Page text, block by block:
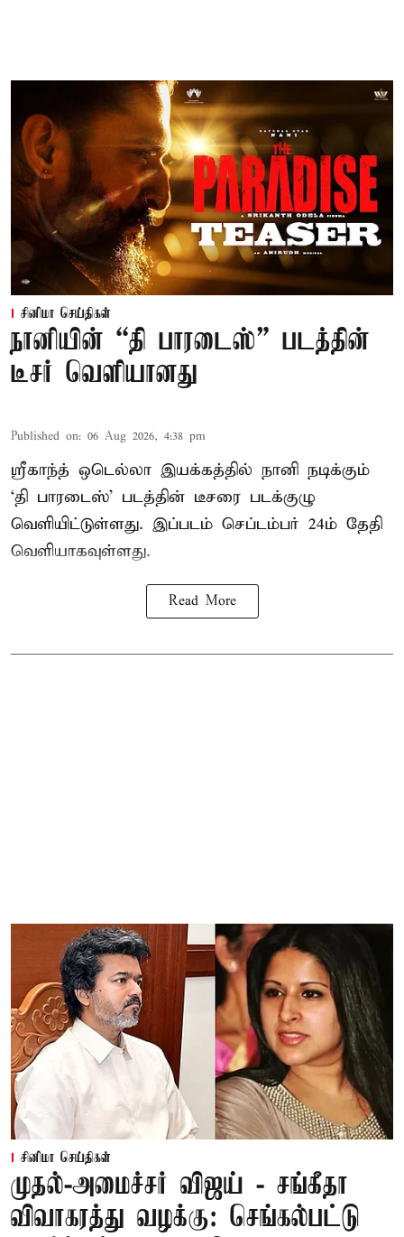
சினிமா செய்திகள்
நானியின் “தி பாரடைஸ்” படத்தின்
டீசர் வெளியானது
Published on: 06 Aug 2026, 4:38 pm
ஸ்ரீகாந்த் ஒடெல்லா இயக்கத்தில் நானி நடிக்கும்
‘தி பாரடைஸ்’ படத்தின் டீசரை படக்குழு
வெளியிட்டுள்ளது. இப்படம் செப்டம்பர் 24ம் தேதி
வெளியாகவுள்ளது.
Read More
சினிமா செய்திகள்
முதல்-அமைச்சர் விஜய் - சங்கீதா
விவாகரத்து வழக்கு: செங்கல்பட்டு